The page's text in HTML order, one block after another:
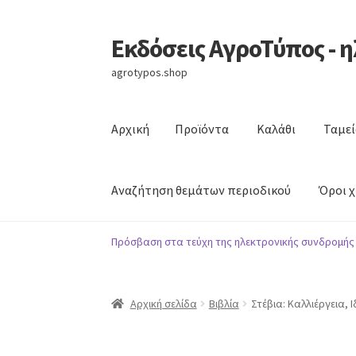
Απευθείας
μετάβαση
στην
Μετάβαση
σε
περιεχόμενο
Εκδόσεις ΑγροΤύπος -
agrotypos.shop
Αρχική Προϊόντα Καλάθι
Αναζήτηση θεμάτων περιοδικού Όροι
ΑρχικήΠροϊόνταΚαλάθιΤαμείο
Πρόσβαση στα τεύχη της ηλεκτρονικής
Αρχική σελίδα Βιβλία Στέβια: Καλλιέργεια,